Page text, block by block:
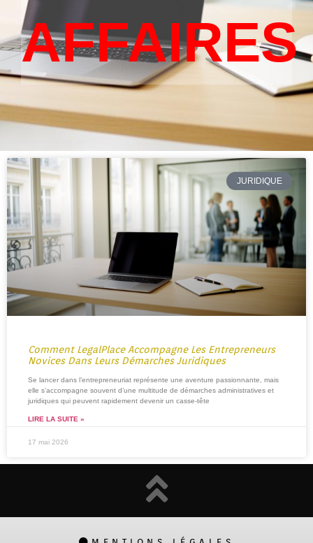
AFFAIRES
JURIDIQUE
Comment LegalPlace Accompagne Les Entrepreneurs
Novices Dans Leurs Démarches Juridiques
Se lancer dans l’entrepreneuriat représente une aventure passionnante, mais
elle s’accompagne souvent d’une multitude de démarches administratives et
juridiques qui peuvent rapidement devenir un casse-tête
LIRE LA SUITE »
17 mai 2026